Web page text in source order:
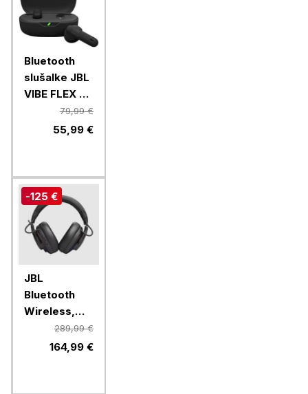
Bluetooth
slušalke JBL
VIBE FLEX 2,
79,99 €
55,99 €
-125 €
JBL
Bluetooth
Wireless,
brezžične
slušalke
289,99 €
164,99 €